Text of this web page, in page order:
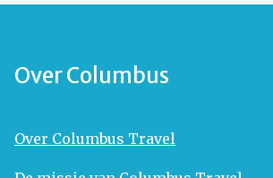
Over Columbus
Over Columbus Travel